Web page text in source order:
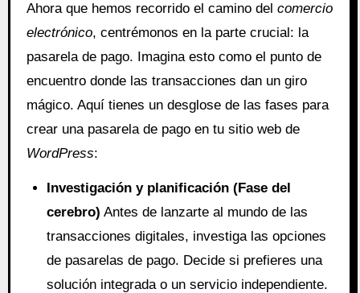
Ahora que hemos recorrido el camino del comercio
electrónico, centrémonos en la parte crucial: la
pasarela de pago. Imagina esto como el punto de
encuentro donde las transacciones dan un giro
mágico. Aquí tienes un desglose de las fases para
crear una pasarela de pago en tu sitio web de
WordPress:
Investigación y planificación (Fase del
cerebro) Antes de lanzarte al mundo de las
transacciones digitales, investiga las opciones
de pasarelas de pago. Decide si prefieres una
solución integrada o un servicio independiente.